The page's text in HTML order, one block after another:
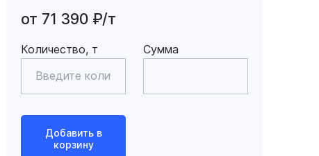
от 71 390 ₽/т
Количество, т Сумма
Добавить в
корзину